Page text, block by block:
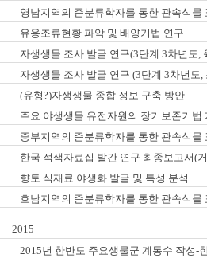
영남지역의 준분류학자를 통한 관속식물
유용조류현황 파악 및 배양기법 연구
자생생물 조사 발굴 연구(3단계 3차년도,
자생생물 조사 발굴 연구 (3단계 3차년도,
(유형?)자생생물 종합 정보 구축 방안
주요 야생생물 유전자원의 장기보존기법
중부지역의 준분류학자를 통한 관속식물
한국 적색자료집 발간 연구 최종보고서(
적색목록집 영문판 개정)
향토 식재료 야생화 발굴 및 특성 분석
호남지역의 준분류학자를 통한 관속식물
2015
2015년 한반도 주요생물군 계통수 작성-